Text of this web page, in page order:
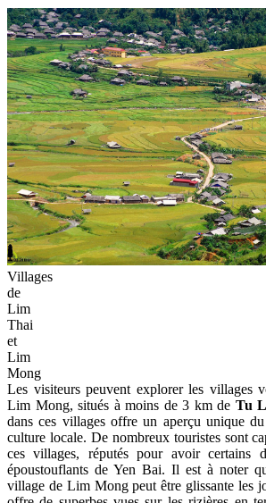
Villages
de
Lim
Thai
et
Lim
Mong
Les visiteurs peuvent explorer les villages
Lim Mong, situés à moins de 3 km de Tu
dans ces villages offre un aperçu unique
culture locale. De nombreux touristes sont
ces villages, réputés pour avoir certains
époustouflants de Yen Bai. Il est à noter
village de Lim Mong peut être glissante les